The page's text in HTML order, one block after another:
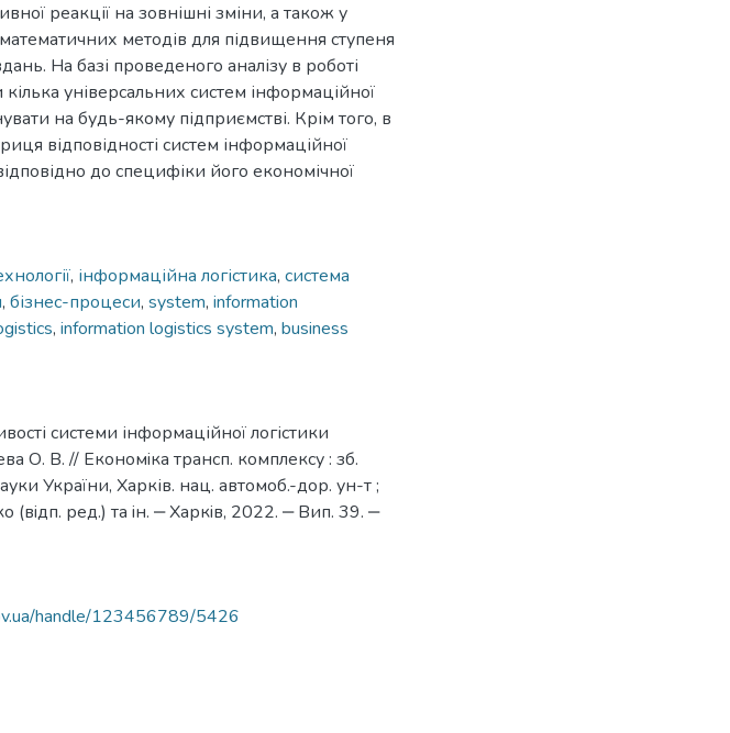
реакції на зовнішні зміни, а також у
математичних методів для підвищення ступеня
На базі проведеного аналізу в роботі
універсальних систем інформаційної
на будь-якому підприємстві. Крім того, в
відповідності систем інформаційної
до специфіки його економічної
, інформаційна логістика, система
, бізнес-процеси, system, information
, information logistics system, business
системи інформаційної логістики
О. В. // Економiка трансп. комплексу : зб.
України, Харків. нац. автомоб.-дор. ун-т ;
(вiдп. ред.) та iн. ‒ Харкiв, 2022. ‒ Вип. 39. ‒
handle/123456789/5426